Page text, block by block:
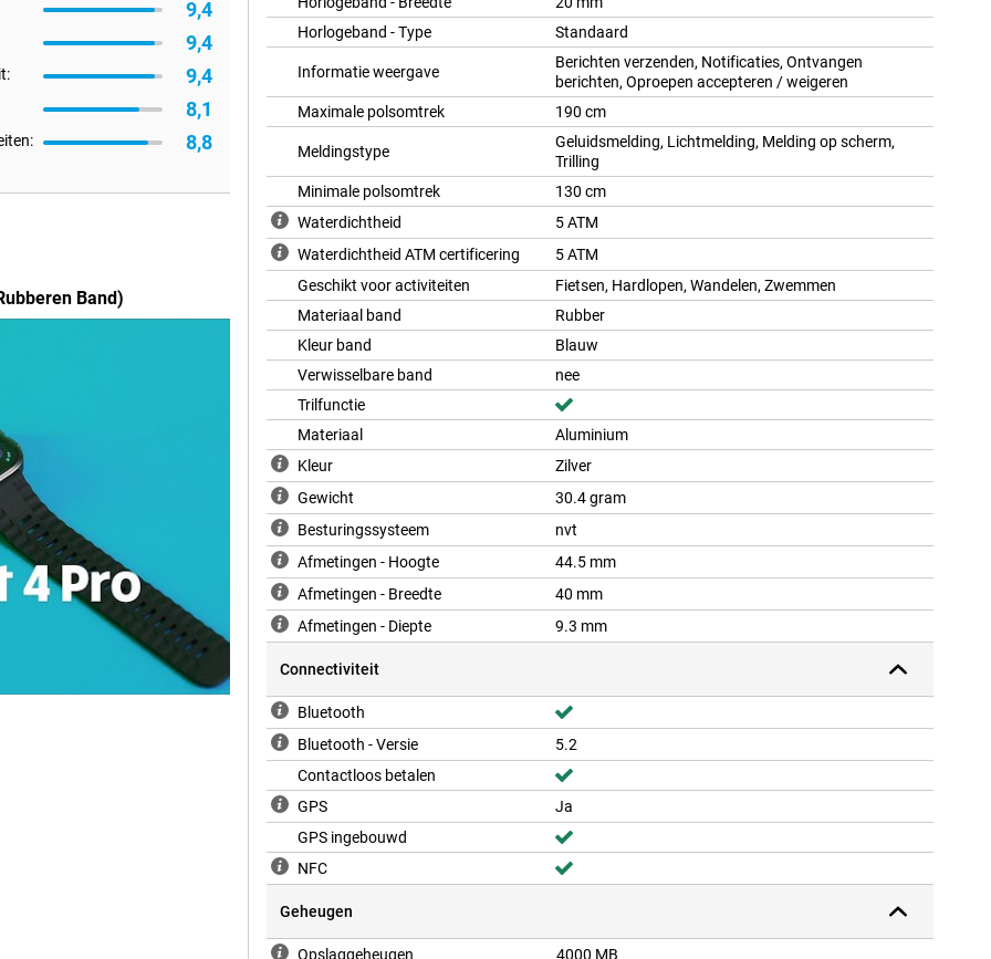
Pro werkt probleemloos met
Zo ontvang meldingen,
pols. Ook biedt deze
je namelijk eenvoudig
ook duurzaam. De behuizing is
Watch Fit 4 Pro ultiem
als de watch nat wordt tijdens
9,4
9,4
9,4
8,1
8,8
Band)
Horlogeband - Type
Standaard
Informatie weergave
Berichten verzenden, Notificaties, Ontvangen
berichten, Oproepen accepteren / weigeren
Maximale polsomtrek
190 cm
Meldingstype
Geluidsmelding, Lichtmelding, Melding op scherm,
Trilling
Minimale polsomtrek
130 cm
Waterdichtheid
5 ATM
Waterdichtheid ATM certificering
5 ATM
Geschikt voor activiteiten
Fietsen, Hardlopen, Wandelen, Zwemmen
Materiaal band
Rubber
Kleur band
Blauw
Verwisselbare band
nee
Trilfunctie
Materiaal
Aluminium
Kleur
Zilver
Gewicht
30.4 gram
Besturingssysteem
nvt
Afmetingen - Hoogte
44.5 mm
Afmetingen - Breedte
40 mm
Afmetingen - Diepte
9.3 mm
Connectiviteit
Bluetooth
Bluetooth - Versie
5.2
Contactloos betalen
GPS
Ja
GPS ingebouwd
NFC
Geheugen
Opslaggeheugen 4000 MB